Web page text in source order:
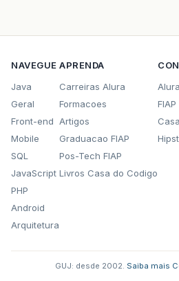
NAVEGUE
Java
Geral
Front-end
Mobile
SQL
JavaScript
PHP
Android
Arquitetura
APRENDA
Carreiras Alura
Formacoes
Artigos
Graduacao FIAP
Pos-Tech FIAP
Livros Casa do Codigo
Alura
FIAP
GUJ: desde 2002. Saiba mais